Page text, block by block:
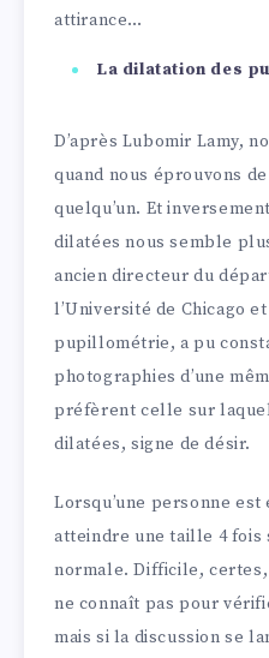
attirance…
La dilatation des
D’après Lubomir Lamy,
quand nous éprouvons
quelqu’un. Et
dilatées nous semble
ancien directeur du
l’Université de Chicago
pupillométrie, a pu
photographies d’une
préfèrent celle sur
dilatées, signe de désir.
Lorsqu’une personne
atteindre une taille 4 fois
normale. Difficile, certes,
ne connaît pas pour
mais si la discussion se